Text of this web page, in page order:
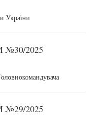
України
2025
2025